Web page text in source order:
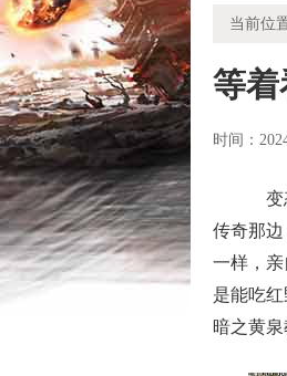
当前位
等
时间：
变
传奇那
一样，
是能吃
暗之黄泉